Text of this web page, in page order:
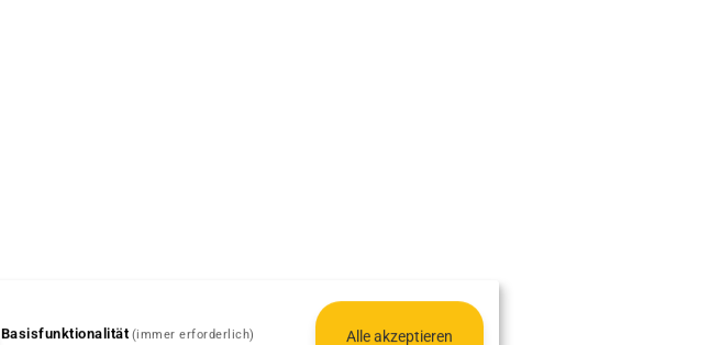
Basisfunktionalität (immer erforderlich) Alle akzeptieren